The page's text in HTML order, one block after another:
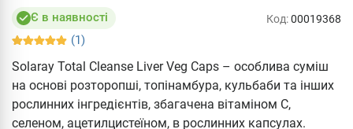
Є в наявності
(1)
Код:00019368
Solaray Total Cleanse Liver Veg Caps – особлива суміш
на основі розторопші, топінамбура, кульбаби та інших
рослинних інгредієнтів, збагачена вітаміном С,
селеном, ацетилцистеїном, в рослинних капсулах.